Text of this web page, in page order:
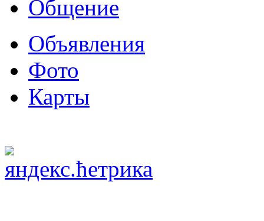
Общение
Объявления
Фото
Карты